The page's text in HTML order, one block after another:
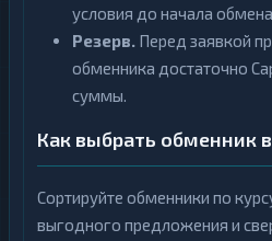
условия до начала
Резерв. Перед заявкой
обменника достаточно
суммы.
Как выбрать обменник
Сортируйте обменники по
выгодного предложения и